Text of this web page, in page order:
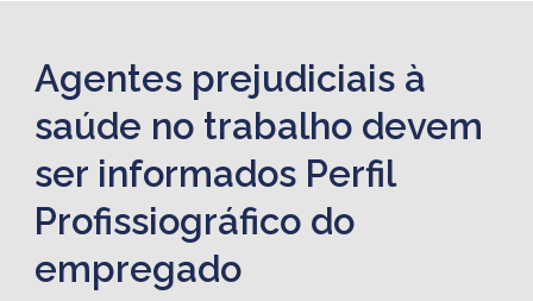
Agentes prejudiciais à
saúde no trabalho devem
ser informados Perfil
Profissiográfico do
empregado